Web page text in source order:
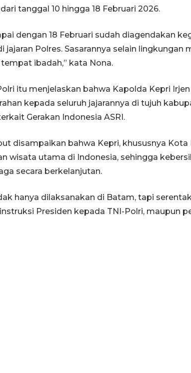
tanggal 10 hingga 18 Februari 2026.
dengan 18 Februari sudah diagendakan
jajaran Polres. Sasarannya selain lingkungan
ibadah,” kata Nona.
itu menjelaskan bahwa Kapolda Kepri
kepada seluruh jajarannya di tujuh
Gerakan Indonesia ASRI.
disampaikan bahwa Kepri, khususnya
wisata utama di Indonesia, sehingga
secara berkelanjutan.
hanya dilaksanakan di Batam, tapi
Presiden kepada TNI-Polri, maupun